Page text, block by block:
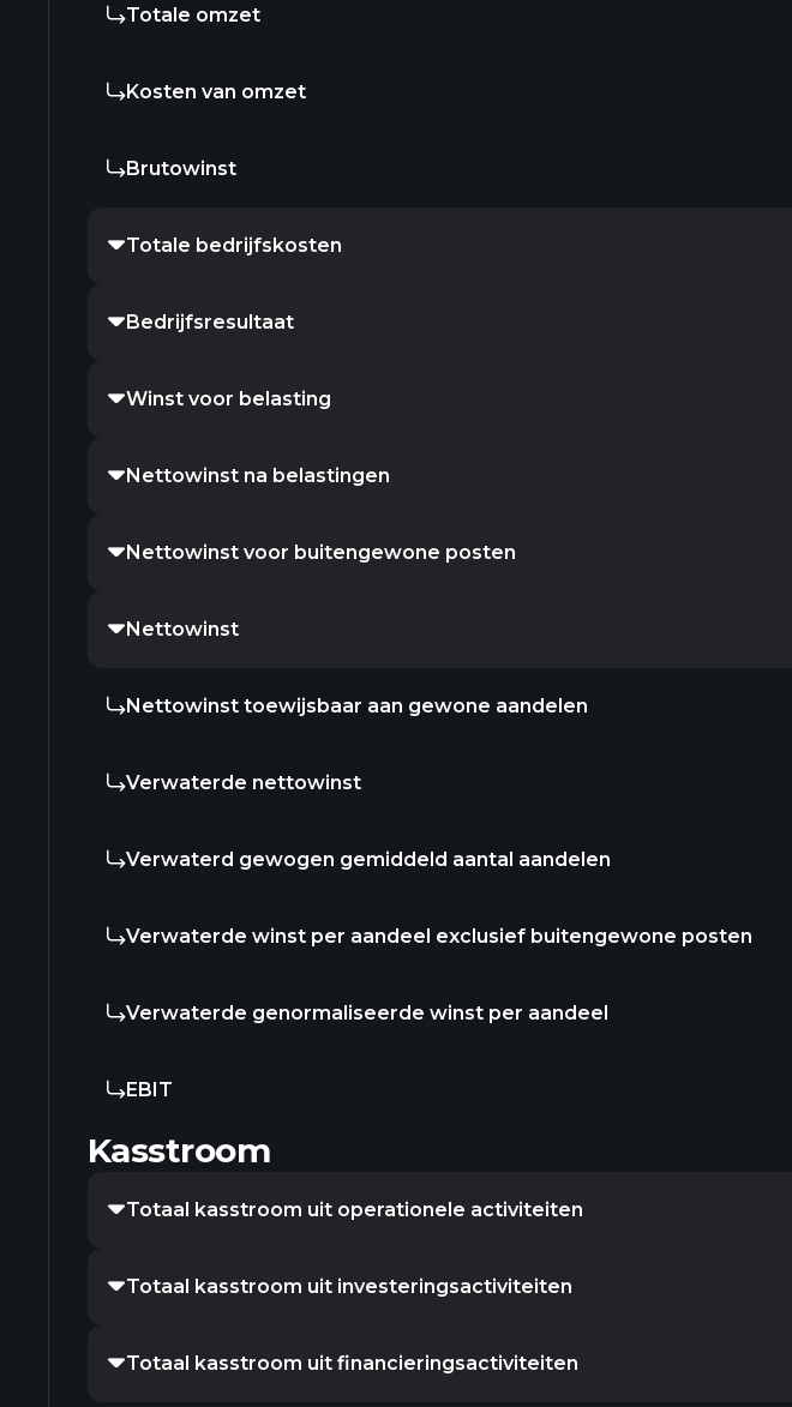
Totale omzet
Kosten van omzet
Brutowinst
Totale bedrijfskosten
Bedrijfsresultaat
Winst voor belasting
Nettowinst na belastingen
Nettowinst voor buitengewone posten
Nettowinst
Nettowinst toewijsbaar aan gewone aandelen
Verwaterde nettowinst
Verwaterd gewogen gemiddeld aantal aandelen
Verwaterde winst per aandeel exclusief buitengewone posten
Verwaterde genormaliseerde winst per aandeel
EBIT
Kasstroom
Totaal kasstroom uit operationele activiteiten
Totaal kasstroom uit investeringsactiviteiten
Totaal kasstroom uit financieringsactiviteiten